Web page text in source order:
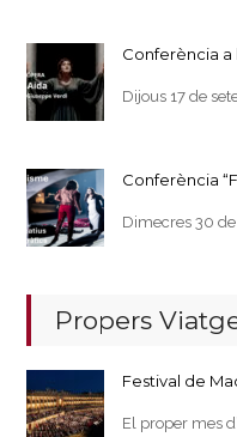
Conferència a
Dijous 17 de
Conferència
Dimecres 30
Propers
Festival de
El proper mes